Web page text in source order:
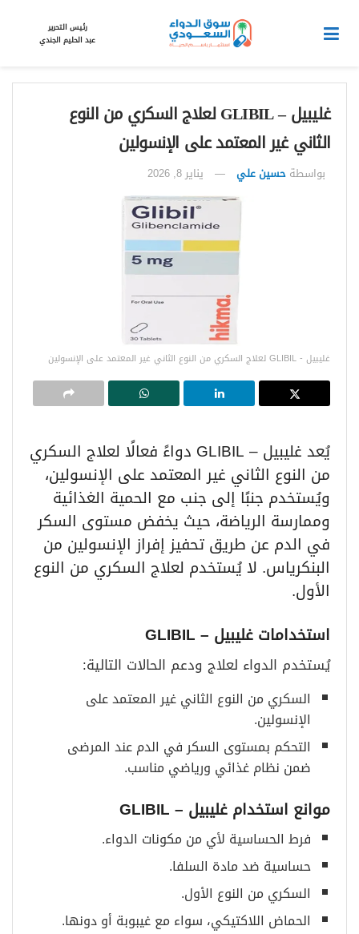
رئيس التحرير
عبد الحليم الجندي
غليبيل – GLIBIL لعلاج السكري من النوع
الثاني غير المعتمد على الإنسولين
بواسطة حسين علي يناير 8, 2026
غليبيل - GLIBIL لعلاج السكري من النوع الثاني غير المعتمد على الإنسولين
يُعد غليبيل – GLIBIL دواءً فعالًا لعلاج السكري
من النوع الثاني غير المعتمد على الإنسولين،
ويُستخدم جنبًا إلى جنب مع الحمية الغذائية
وممارسة الرياضة، حيث يخفض مستوى السكر
في الدم عن طريق تحفيز إفراز الإنسولين من
البنكرياس. لا يُستخدم لعلاج السكري من النوع
الأول.
استخدامات غليبيل – GLIBIL
يُستخدم الدواء لعلاج ودعم الحالات التالية:
السكري من النوع الثاني غير المعتمد على
الإنسولين.
التحكم بمستوى السكر في الدم عند المرضى
ضمن نظام غذائي ورياضي مناسب.
موانع استخدام غليبيل – GLIBIL
فرط الحساسية لأي من مكونات الدواء.
حساسية ضد مادة السلفا.
السكري من النوع الأول.
الحماض اللاكتيكي، سواء مع غيبوبة أو دونها.